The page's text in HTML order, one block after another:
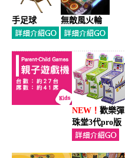
手足球 無敵風火輪
NEW！ 歡樂彈
珠堂3代pro版